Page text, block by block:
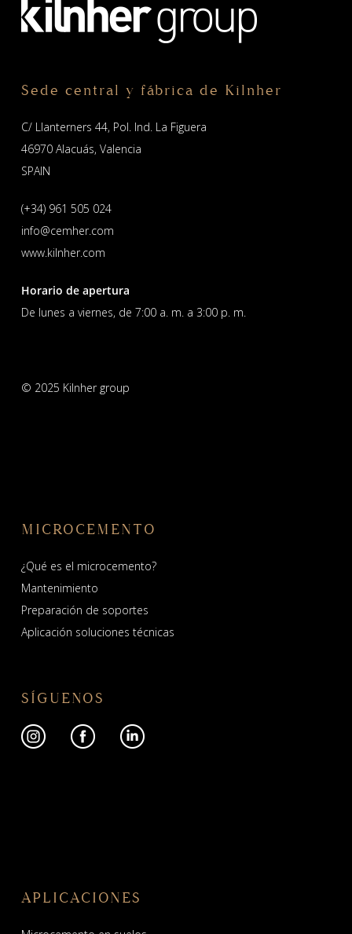
Sede central y fábrica de Kilnher
C/ Llanterners 44, Pol. Ind. La Figuera
46970 Alacuás, Valencia
SPAIN
(+34) 961 505 024
info@cemher.com
www.kilnher.com
Horario de apertura
De lunes a viernes, de 7:00 a. m. a 3:00 p. m.
© 2025 Kilnher group
MICROCEMENTO
¿Qué es el microcemento?
Mantenimiento
Preparación de soportes
Aplicación soluciones técnicas
SÍGUENOS
APLICACIONES